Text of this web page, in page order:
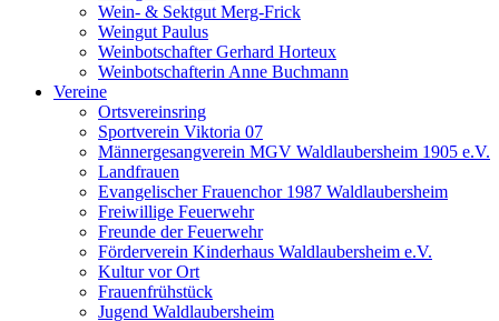
Wein- & Sektgut Merg-Frick
Weingut Paulus
Weinbotschafter Gerhard Horteux
Weinbotschafterin Anne Buchmann
Vereine
Ortsvereinsring
Sportverein Viktoria 07
Männergesangverein MGV Waldlaubersheim 1905 e.V.
Landfrauen
Evangelischer Frauenchor 1987 Waldlaubersheim
Freiwillige Feuerwehr
Freunde der Feuerwehr
Förderverein Kinderhaus Waldlaubersheim e.V.
Kultur vor Ort
Frauenfrühstück
Jugend Waldlaubersheim